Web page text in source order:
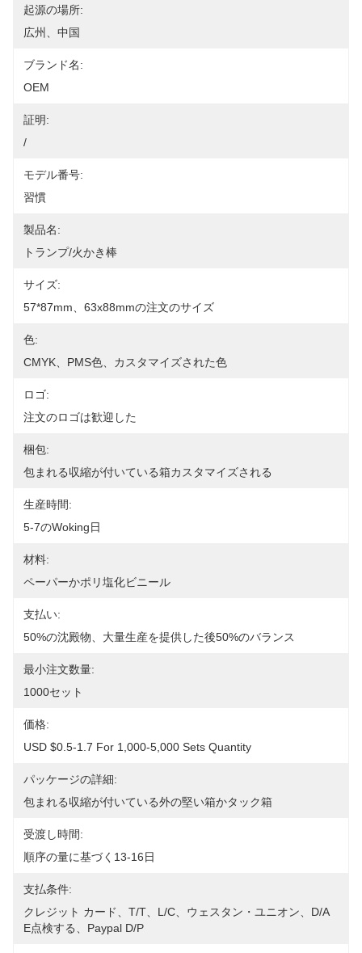
起源の場所:
広州、中国
ブランド名:
OEM
証明:
/
モデル番号:
習慣
製品名:
トランプ/火かき棒
サイズ:
57*87mm、63x88mmの注文のサイズ
色:
CMYK、PMS色、カスタマイズされた色
ロゴ:
注文のロゴは歓迎した
梱包:
包まれる収縮が付いている箱カスタマイズされる
生産時間:
5-7のwoking日
材料:
ペーパーかポリ塩化ビニール
支払い:
50%の沈殿物、大量生産を提供した後50%のバランス
最小注文数量:
1000セット
価格:
USD $0.5-1.7 For 1,000-5,000 Sets Quantity
パッケージの詳細:
包まれる収縮が付いている外の堅い箱かタック箱
受渡し時間:
順序の量に基づく13-16日
支払条件:
クレジット カード、T/T、L/C、ウェスタン・ユニオン、D/A
E点検する、Paypal D/P